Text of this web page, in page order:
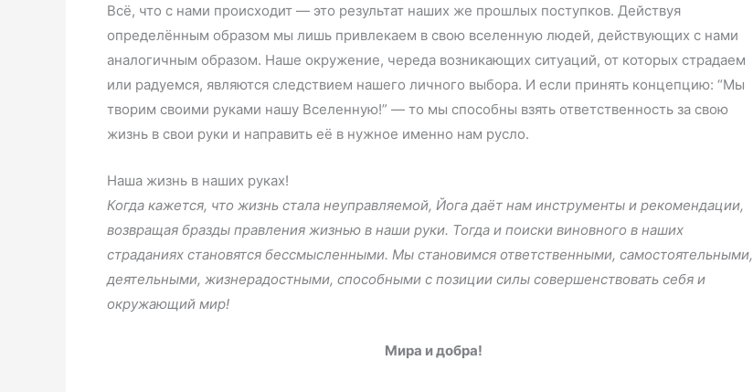
Всё, что с нами происходит — это результат наших же прошлых поступков. Действуя
определённым образом мы лишь привлекаем в свою вселенную людей, действующих с нами
аналогичным образом. Наше окружение, череда возникающих ситуаций, от которых страдаем
или радуемся, являются следствием нашего личного выбора. И если принять концепцию: “Мы
творим своими руками нашу Вселенную!” — то мы способны взять ответственность за свою
жизнь в свои руки и направить её в нужное именно нам русло.
Наша жизнь в наших руках!
Когда кажется, что жизнь стала неуправляемой, Йога даёт нам инструменты и рекомендации,
возвращая бразды правления жизнью в наши руки. Тогда и поиски виновного в наших
страданиях становятся бессмысленными. Мы становимся ответственными, самостоятельными,
деятельными, жизнерадостными, способными с позиции силы совершенствовать себя и
окружающий мир!
Мира и добра!